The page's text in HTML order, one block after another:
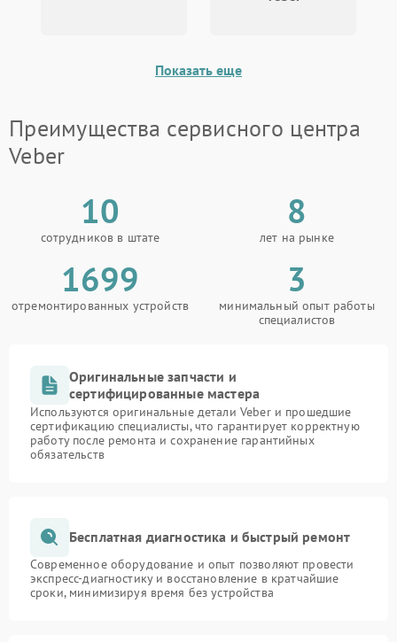
Поломка системы защиты
Показать еще
Преимущества сервисного центра
Veber
10
сотрудников в штате
8
лет на рынке
1699
отремонтированных устройств
3
минимальный опыт работы
специалистов
Оригинальные запчасти и
сертифицированные мастера
Используются оригинальные детали Veber и прошедшие
сертификацию специалисты, что гарантирует корректную
работу после ремонта и сохранение гарантийных
обязательств
Бесплатная диагностика и быстрый ремонт
Современное оборудование и опыт позволяют провести
экспресс-диагностику и восстановление в кратчайшие
сроки, минимизируя время без устройства